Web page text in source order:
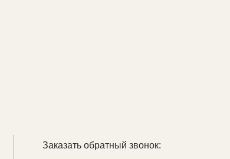
Заказать обратный звонок: